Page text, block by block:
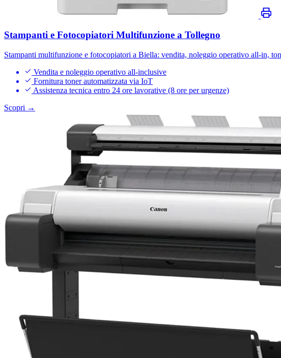
Stampanti e Fotocopiatori Multifunzione a Tollegno
Stampanti multifunzione e fotocopiatori a Biella: vendita, noleggio operativo all-in,
Vendita e noleggio operativo all-inclusive
Fornitura toner automatizzata via IoT
Assistenza tecnica entro 24 ore lavorative (8 ore per urgenze)
Scopri →